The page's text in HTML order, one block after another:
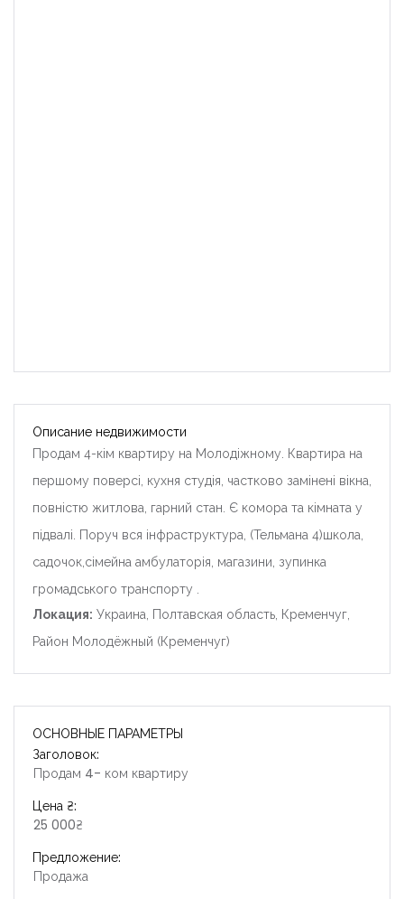
Описание недвижимости
Продам 4-кім квартиру на Молодіжному. Квартира на
першому поверсі, кухня студія, частково замінені вікна,
повністю житлова, гарний стан. Є комора та кімната у
підвалі. Поруч вся інфраструктура, (Тельмана 4)школа,
садочок,сімейна амбулаторія, магазини, зупинка
громадського транспорту .
Локация: Украина, Полтавская область, Кременчуг,
Район Молодёжный (Кременчуг)
ОСНОВНЫЕ ПАРАМЕТРЫ
Заголовок:
Продам 4- ком квартиру
Цена ₴:
25 000₴
Предложение:
Продажа